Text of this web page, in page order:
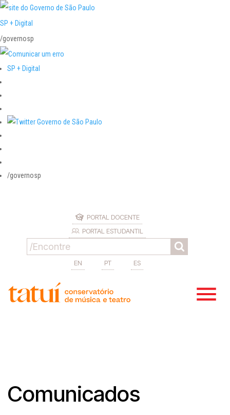
SP + Digital
/governosp
SP + Digital
/governosp
PORTAL DOCENTE
PORTAL ESTUDANTIL
EN PT ES
Comunicados